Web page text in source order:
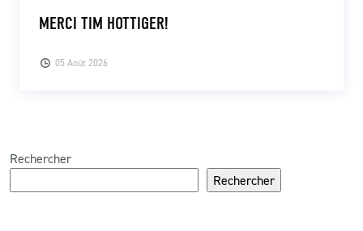
05 Août 2026
MERCI TIM HOTTIGER!
Rechercher
Rechercher